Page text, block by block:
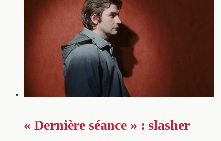
« Dernière séance » : slasher